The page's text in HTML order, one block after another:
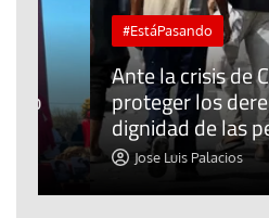
#EstáPasando
Ante la crisis de
proteger los derechos
dignidad de las
Jose Luis Palacios